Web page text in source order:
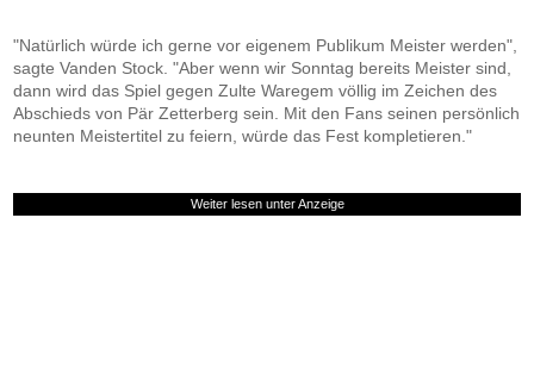
"Natürlich würde ich gerne vor eigenem Publikum Meister werden",
sagte Vanden Stock. "Aber wenn wir Sonntag bereits Meister sind,
dann wird das Spiel gegen Zulte Waregem völlig im Zeichen des
Abschieds von Pär Zetterberg sein. Mit den Fans seinen persönlich
neunten Meistertitel zu feiern, würde das Fest kompletieren."
Weiter lesen unter Anzeige